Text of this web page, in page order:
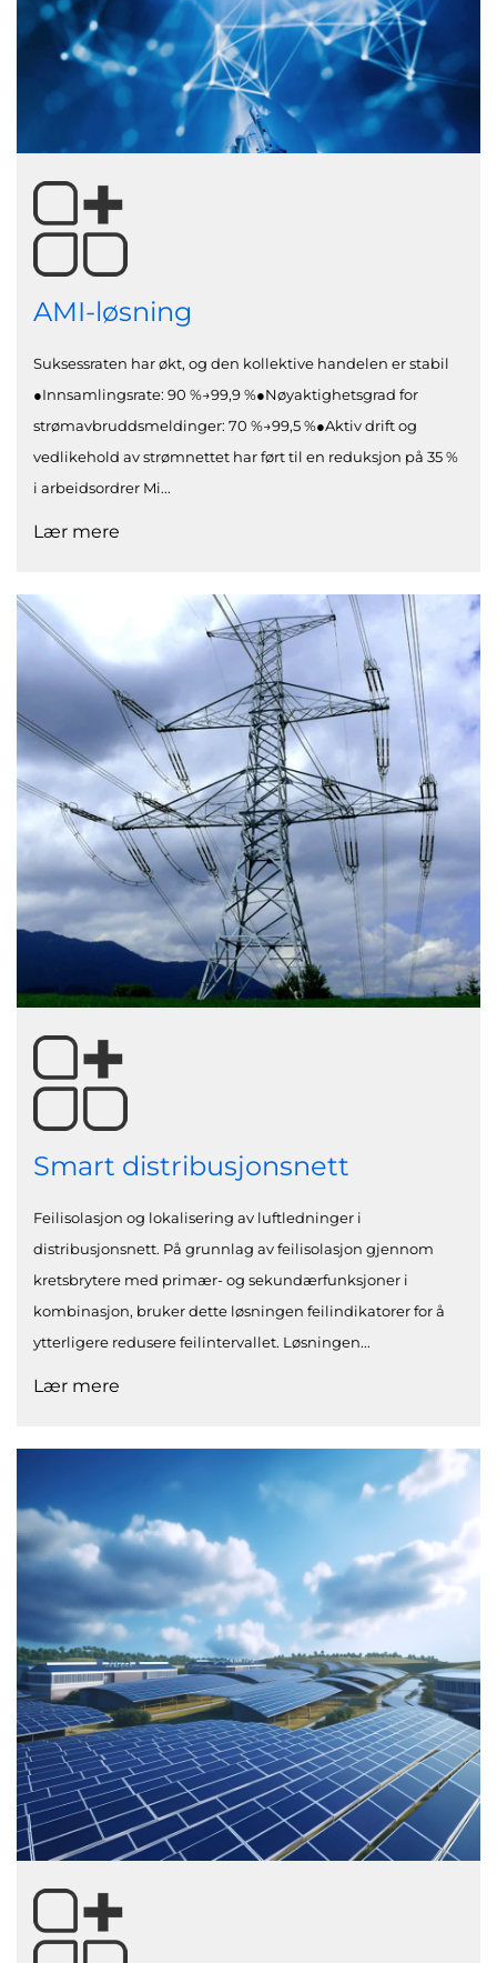
AMI-løsning
Suksessraten har økt, og den kollektive handelen er stabil
●Innsamlingsrate: 90 %→99,9 %●Nøyaktighetsgrad for
strømavbruddsmeldinger: 70 %→99,5 %●Aktiv drift og
vedlikehold av strømnettet har ført til en reduksjon på 35 %
i arbeidsordrer Mi...
Lær mere
Smart distribusjonsnett
Feilisolasjon og lokalisering av luftledninger i
distribusjonsnett. På grunnlag av feilisolasjon gjennom
kretsbrytere med primær- og sekundærfunksjoner i
kombinasjon, bruker dette løsningen feilindikatorer for å
ytterligere redusere feilintervallet. Løsningen...
Lær mere